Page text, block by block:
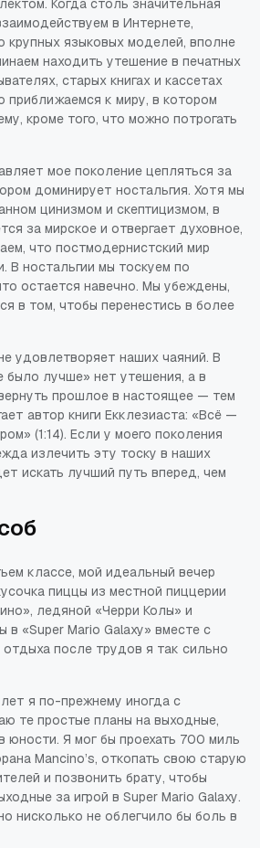
Когда столь значительная
в Интернете,
языковых моделей, вполне
находить утешение в печатных
старых книгах и кассетах
приближаемся к миру, в котором
кроме того, что можно потрогать
мое поколение цепляться за
доминирует ностальгия. Хотя мы
цинизмом и скептицизмом, в
за мирское и отвергает духовное,
что постмодернистский мир
В ностальгии мы тоскуем по
остается навечно. Мы убеждены,
в том, чтобы перенестись в более
удовлетворяет наших чаяний. В
было лучше» нет утешения, а в
прошлое в настоящее — тем
автор книги Екклезиаста: «Всё —
(1:14). Если у моего поколения
излечить эту тоску в наших
искать лучший путь вперед, чем
классе, мой идеальный вечер
пиццы из местной пиццерии
ледяной «Черри Колы» и
в «Super Mario Galaxy» вместе с
после трудов я так сильно
я по-прежнему иногда с
те простые планы на выходные,
юности. Я мог бы проехать 700 миль
Mancino’s, откопать свою старую
и позвонить брату, чтобы
за игрой в Super Mario Galaxy.
нисколько не облегчило бы боль в